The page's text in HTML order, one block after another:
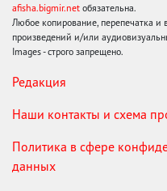
afisha.bigmir.net обязательна.
Любое копирование, перепечатка и
произведений и/или
Images - строго запрещено.
Редакция
Наши контакты и схема
Политика в сфере
данных